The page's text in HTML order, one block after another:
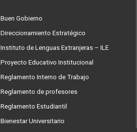
Buen Gobierno
Direccionamiento Estratégico
Instituto de Lenguas Extranjeras – ILE
Proyecto Educativo Institucional
Reglamento Interno de Trabajo
Reglamento de profesores
Reglamento Estudiantil
Bienestar Universitario